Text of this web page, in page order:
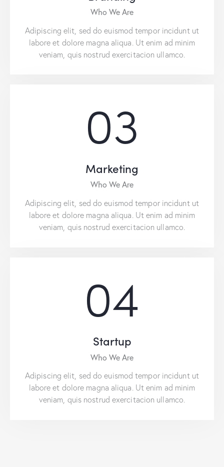
Who We Are
Adipiscing elit, sed do euismod tempor incidunt ut
labore et dolore magna aliqua. Ut enim ad minim
veniam, quis nostrud exercitacion ullamco.
03
Marketing
Who We Are
Adipiscing elit, sed do euismod tempor incidunt ut
labore et dolore magna aliqua. Ut enim ad minim
veniam, quis nostrud exercitacion ullamco.
04
Startup
Who We Are
Adipiscing elit, sed do euismod tempor incidunt ut
labore et dolore magna aliqua. Ut enim ad minim
veniam, quis nostrud exercitacion ullamco.